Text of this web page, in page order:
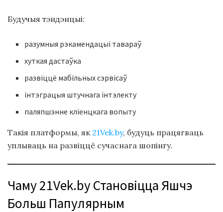
Будучыя тэндэнцыі:
разумныя рэкамендацыі тавараў
хуткая дастаўка
развіццё мабільных сэрвісаў
інтэграцыя штучнага інтэлекту
паляпшэнне кліенцкага вопыту
Такія платформы, як 21Vek.by, будуць працягваць
уплываць на развіццё сучаснага шопінгу.
Чаму 21Vek.by Становіцца Яшчэ
Больш Папулярным